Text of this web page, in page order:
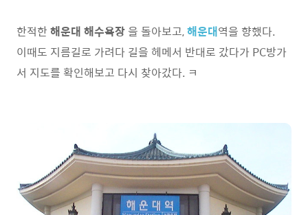
한적한 해운대 해수욕장을 돌아보고,해운대역을 향했다.
이때도 지름길로 가려다 길을 헤메서 반대로 갔다가 PC방가
서 지도를 확인해보고 다시 찾아갔다. ㅋ